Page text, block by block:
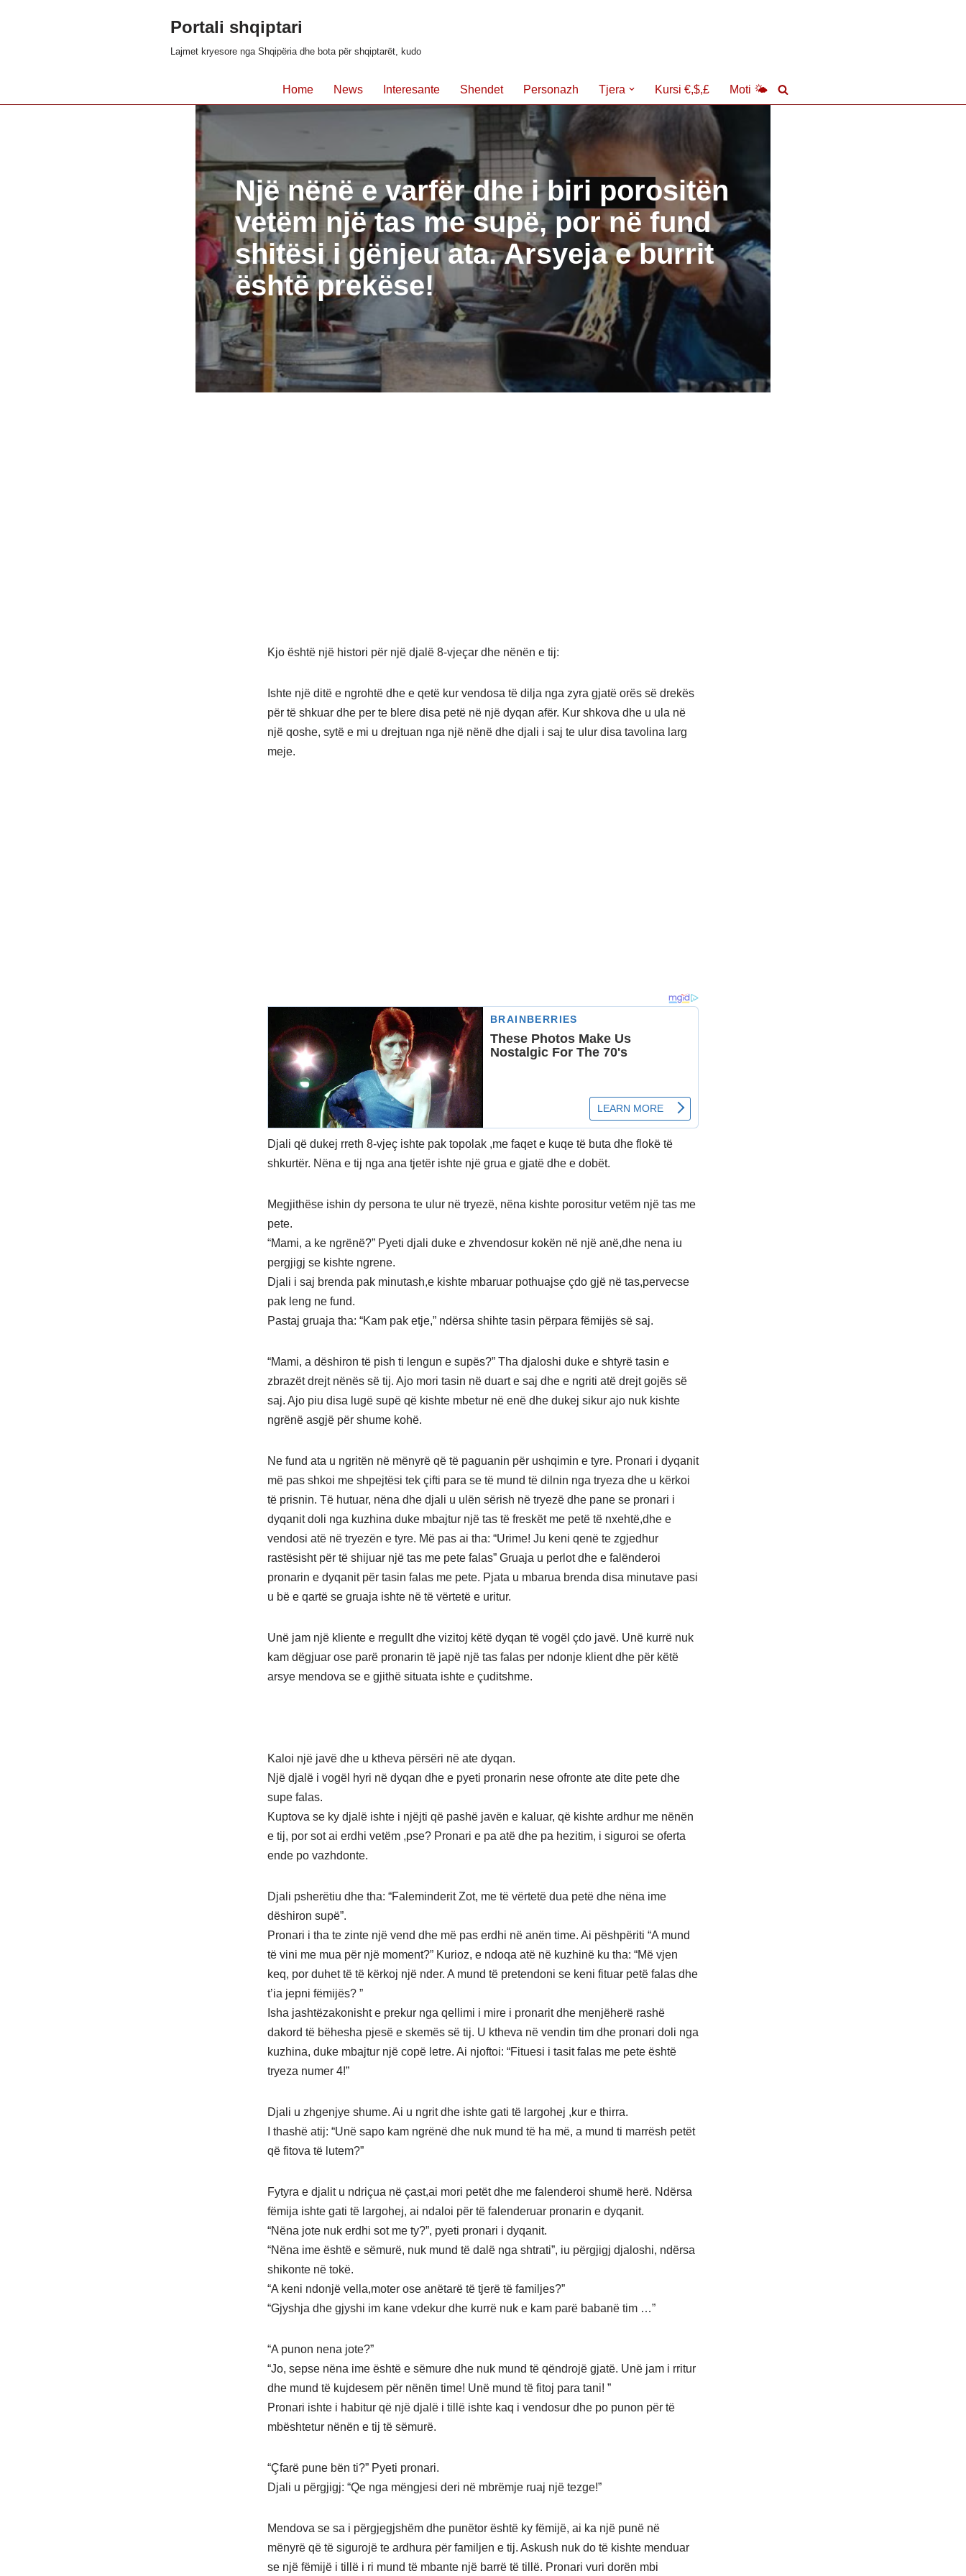
Portali shqiptari
Lajmet kryesore nga Shqipëria dhe bota për shqiptarët, kudo
Home News Interesante Shendet Personazh Tjera Kursi €,$,£ Moti 🌤
Një nënë e varfër dhe i biri porositën
vetëm një tas me supë, por në fund
shitësi i gënjeu ata. Arsyeja e burrit
është prekëse!
Kjo është një histori për një djalë 8-vjeçar dhe nënën e tij:
Ishte një ditë e ngrohtë dhe e qetë kur vendosa të dilja nga zyra gjatë orës së drekës
për të shkuar dhe per te blere disa petë në një dyqan afër. Kur shkova dhe u ula në
një qoshe, sytë e mi u drejtuan nga një nënë dhe djali i saj te ulur disa tavolina larg
meje.
Djali që dukej rreth 8-vjeç ishte pak topolak ,me faqet e kuqe të buta dhe flokë të
shkurtër. Nëna e tij nga ana tjetër ishte një grua e gjatë dhe e dobët.
Megjithëse ishin dy persona te ulur në tryezë, nëna kishte porositur vetëm një tas me
pete.
“Mami, a ke ngrënë?” Pyeti djali duke e zhvendosur kokën në një anë,dhe nena iu
pergjigj se kishte ngrene.
Djali i saj brenda pak minutash,e kishte mbaruar pothuajse çdo gjë në tas,pervecse
pak leng ne fund.
Pastaj gruaja tha: “Kam pak etje,” ndërsa shihte tasin përpara fëmijës së saj.
“Mami, a dëshiron të pish ti lengun e supës?” Tha djaloshi duke e shtyrë tasin e
zbrazët drejt nënës së tij. Ajo mori tasin në duart e saj dhe e ngriti atë drejt gojës së
saj. Ajo piu disa lugë supë që kishte mbetur në enë dhe dukej sikur ajo nuk kishte
ngrënë asgjë për shume kohë.
Ne fund ata u ngritën në mënyrë që të paguanin për ushqimin e tyre. Pronari i dyqanit
më pas shkoi me shpejtësi tek çifti para se të mund të dilnin nga tryeza dhe u kërkoi
të prisnin. Të hutuar, nëna dhe djali u ulën sërish në tryezë dhe pane se pronari i
dyqanit doli nga kuzhina duke mbajtur një tas të freskët me petë të nxehtë,dhe e
vendosi atë në tryezën e tyre. Më pas ai tha: “Urime! Ju keni qenë te zgjedhur
rastësisht për të shijuar një tas me pete falas” Gruaja u perlot dhe e falënderoi
pronarin e dyqanit për tasin falas me pete. Pjata u mbarua brenda disa minutave pasi
u bë e qartë se gruaja ishte në të vërtetë e uritur.
Unë jam një kliente e rregullt dhe vizitoj këtë dyqan të vogël çdo javë. Unë kurrë nuk
kam dëgjuar ose parë pronarin të japë një tas falas per ndonje klient dhe për këtë
arsye mendova se e gjithë situata ishte e çuditshme.
Kaloi një javë dhe u ktheva përsëri në ate dyqan.
Një djalë i vogël hyri në dyqan dhe e pyeti pronarin nese ofronte ate dite pete dhe
supe falas.
Kuptova se ky djalë ishte i njëjti që pashë javën e kaluar, që kishte ardhur me nënën
e tij, por sot ai erdhi vetëm ,pse? Pronari e pa atë dhe pa hezitim, i siguroi se oferta
ende po vazhdonte.
Djali psherëtiu dhe tha: “Faleminderit Zot, me të vërtetë dua petë dhe nëna ime
dëshiron supë”.
Pronari i tha te zinte një vend dhe më pas erdhi në anën time. Ai pëshpëriti “A mund
të vini me mua për një moment?” Kurioz, e ndoqa atë në kuzhinë ku tha: “Më vjen
keq, por duhet të të kërkoj një nder. A mund të pretendoni se keni fituar petë falas dhe
t’ia jepni fëmijës? ”
Isha jashtëzakonisht e prekur nga qellimi i mire i pronarit dhe menjëherë rashë
dakord të bëhesha pjesë e skemës së tij. U ktheva në vendin tim dhe pronari doli nga
kuzhina, duke mbajtur një copë letre. Ai njoftoi: “Fituesi i tasit falas me pete është
tryeza numer 4!”
Djali u zhgenjye shume. Ai u ngrit dhe ishte gati të largohej ,kur e thirra.
I thashë atij: “Unë sapo kam ngrënë dhe nuk mund të ha më, a mund ti marrësh petët
që fitova të lutem?”
Fytyra e djalit u ndriçua në çast,ai mori petët dhe me falenderoi shumë herë. Ndërsa
fëmija ishte gati të largohej, ai ndaloi për të falenderuar pronarin e dyqanit.
“Nëna jote nuk erdhi sot me ty?”, pyeti pronari i dyqanit.
“Nëna ime është e sëmurë, nuk mund të dalë nga shtrati”, iu përgjigj djaloshi, ndërsa
shikonte në tokë.
“A keni ndonjë vella,moter ose anëtarë të tjerë të familjes?”
“Gjyshja dhe gjyshi im kane vdekur dhe kurrë nuk e kam parë babanë tim …”
“A punon nena jote?”
“Jo, sepse nëna ime është e sëmure dhe nuk mund të qëndrojë gjatë. Unë jam i rritur
dhe mund të kujdesem për nënën time! Unë mund të fitoj para tani! ”
Pronari ishte i habitur që një djalë i tillë ishte kaq i vendosur dhe po punon për të
mbështetur nënën e tij të sëmurë.
“Çfarë pune bën ti?” Pyeti pronari.
Djali u përgjigj: “Qe nga mëngjesi deri në mbrëmje ruaj një tezge!”
Mendova se sa i përgjegjshëm dhe punëtor është ky fëmijë, ai ka një punë në
mënyrë që të sigurojë te ardhura për familjen e tij. Askush nuk do të kishte menduar
se një fëmijë i tillë i ri mund të mbante një barrë të tillë. Pronari vuri dorën mbi